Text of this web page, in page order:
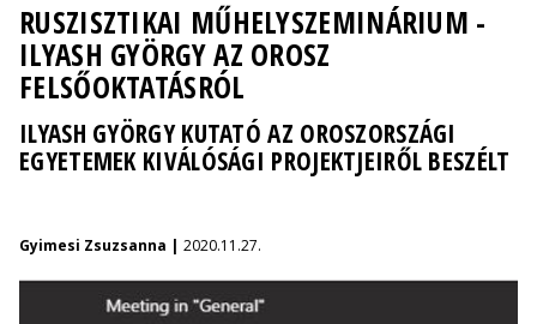
RUSZISZTIKAI MŰHELYSZEMINÁRIUM -
ILYASH GYÖRGY AZ OROSZ
FELSŐOKTATÁSRÓL
ILYASH GYÖRGY KUTATÓ AZ OROSZORSZÁGI
EGYETEMEK KIVÁLÓSÁGI PROJEKTJEIRŐL BESZÉLT
Gyimesi Zsuzsanna | 2020.11.27.